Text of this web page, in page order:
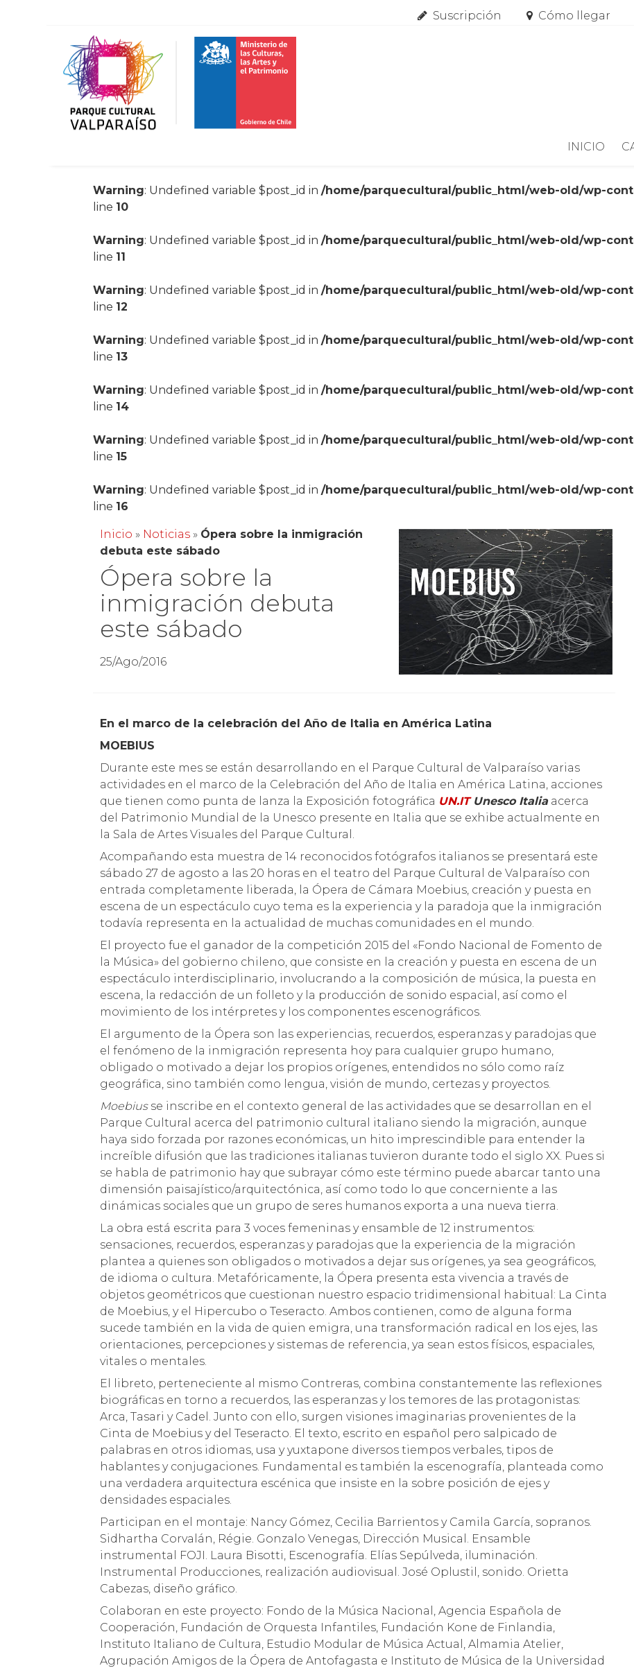
Suscripción Cómo llegar
INICIO
Warning: Undefined variable $post_id in/home/parquecultural/public_html/web-old/wp-
line 10
Warning: Undefined variable $post_id in/home/parquecultural/public_html/web-old/wp-
line 11
Warning: Undefined variable $post_id in/home/parquecultural/public_html/web-old/wp-
line 12
Warning: Undefined variable $post_id in/home/parquecultural/public_html/web-old/wp-
line 13
Warning: Undefined variable $post_id in/home/parquecultural/public_html/web-old/wp-
line 14
Warning: Undefined variable $post_id in/home/parquecultural/public_html/web-old/wp-
line 15
Warning: Undefined variable $post_id in/home/parquecultural/public_html/web-old/wp-
line 16
Inicio » Noticias » Ópera sobre la inmigración
debuta este sábado
Ópera sobre la
inmigración debuta
este sábado
25/Ago/2016
En el marco de la celebración del Año de Italia en América Latina
MOEBIUS
Durante este mes se están desarrollando en el Parque Cultural de Valparaíso varias
actividades en el marco de la Celebración del Año de Italia en América Latina, acciones
que tienen como punta de lanza la Exposición fotográfica UN.ITUnesco Italiaacerca
del Patrimonio Mundial de la Unesco presente en Italia que se exhibe actualmente en
la Sala de Artes Visuales del Parque Cultural.
Acompañando esta muestra de 14 reconocidos fotógrafos italianos se presentará este
sábado 27 de agosto a las 20 horas en el teatro del Parque Cultural de Valparaíso con
entrada completamente liberada, la Ópera de Cámara Moebius, creación y puesta en
escena de un espectáculo cuyo tema es la experiencia y la paradoja que la inmigración
todavía representa en la actualidad de muchas comunidades en el mundo.
El proyecto fue el ganador de la competición 2015 del «Fondo Nacional de Fomento de
la Música» del gobierno chileno, que consiste en la creación y puesta en escena de un
espectáculo interdisciplinario, involucrando a la composición de música, la puesta en
escena, la redacción de un folleto y la producción de sonido espacial, así como el
movimiento de los intérpretes y los componentes escenográficos.
El argumento de la Ópera son las experiencias, recuerdos, esperanzas y paradojas que
el fenómeno de la inmigración representa hoy para cualquier grupo humano,
obligado o motivado a dejar los propios orígenes, entendidos no sólo como raíz
geográfica, sino también como lengua, visión de mundo, certezas y proyectos.
Moebius se inscribe en el contexto general de las actividades que se desarrollan en el
Parque Cultural acerca del patrimonio cultural italiano siendo la migración, aunque
haya sido forzada por razones económicas, un hito imprescindible para entender la
increíble difusión que las tradiciones italianas tuvieron durante todo el siglo XX. Pues si
se habla de patrimonio hay que subrayar cómo este término puede abarcar tanto una
dimensión paisajístico/arquitectónica, así como todo lo que concerniente a las
dinámicas sociales que un grupo de seres humanos exporta a una nueva tierra.
La obra está escrita para 3 voces femeninas y ensamble de 12 instrumentos:
sensaciones, recuerdos, esperanzas y paradojas que la experiencia de la migración
plantea a quienes son obligados o motivados a dejar sus orígenes, ya sea geográficos,
de idioma o cultura. Metafóricamente, la Ópera presenta esta vivencia a través de
objetos geométricos que cuestionan nuestro espacio tridimensional habitual: La Cinta
de Moebius, y el Hipercubo o Teseracto. Ambos contienen, como de alguna forma
sucede también en la vida de quien emigra, una transformación radical en los ejes, las
orientaciones, percepciones y sistemas de referencia, ya sean estos físicos, espaciales,
vitales o mentales.
El libreto, perteneciente al mismo Contreras, combina constantemente las reflexiones
biográficas en torno a recuerdos, las esperanzas y los temores de las protagonistas:
Arca, Tasari y Cadel. Junto con ello, surgen visiones imaginarias provenientes de la
Cinta de Moebius y del Teseracto. El texto, escrito en español pero salpicado de
palabras en otros idiomas, usa y yuxtapone diversos tiempos verbales, tipos de
hablantes y conjugaciones. Fundamental es también la escenografía, planteada como
una verdadera arquitectura escénica que insiste en la sobre posición de ejes y
densidades espaciales.
Participan en el montaje: Nancy Gómez, Cecilia Barrientos y Camila García, sopranos.
Sidhartha Corvalán, Régie. Gonzalo Venegas, Dirección Musical. Ensamble
instrumental FOJI. Laura Bisotti, Escenografía. Elías Sepúlveda, iluminación.
Instrumental Producciones, realización audiovisual. José Oplustil, sonido. Orietta
Cabezas, diseño gráfico.
Colaboran en este proyecto: Fondo de la Música Nacional, Agencia Española de
Cooperación, Fundación de Orquesta Infantiles, Fundación Kone de Finlandia,
Instituto Italiano de Cultura, Estudio Modular de Música Actual, Almamia Atelier,
Agrupación Amigos de la Ópera de Antofagasta e Instituto de Música de la Universidad